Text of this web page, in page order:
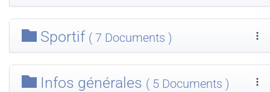
Sportif ( 7 Documents )
Infos générales ( 5 Documents )